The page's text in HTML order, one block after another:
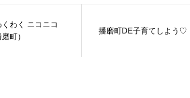
わく ニコニコ
町）
播磨町DE子育てしよう♡